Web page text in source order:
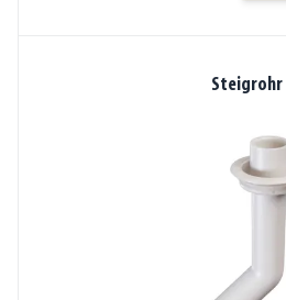
Steigrohr